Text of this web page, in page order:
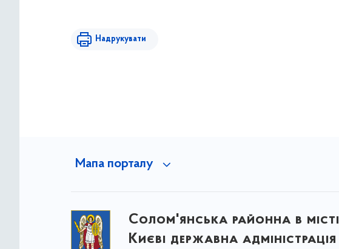
Надрукувати
Мапа порталу
Солом'янська районна в місті
Києві державна адміністрація